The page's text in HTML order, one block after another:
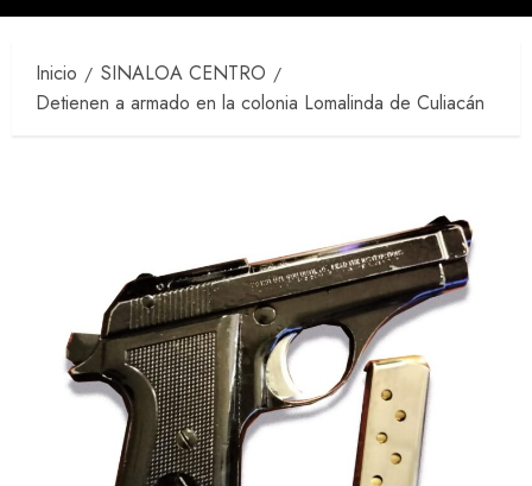
principal
Inicio
SINALOA CENTRO
Detienen a armado en la colonia Lomalinda de Culiacán